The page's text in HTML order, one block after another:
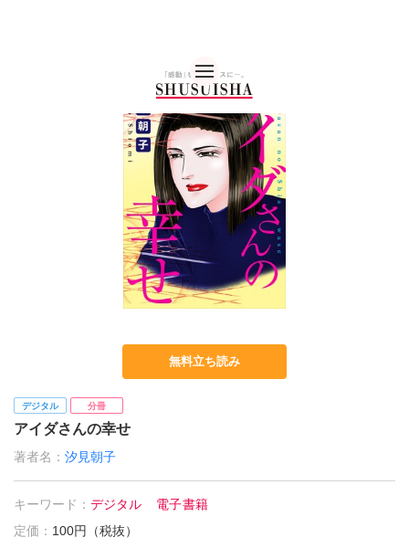
無料立ち読み
デジタル 分冊
アイダさんの幸せ
著者名：汐見朝子
キーワード：デジタル
電子書籍
定価： 100円（税抜）